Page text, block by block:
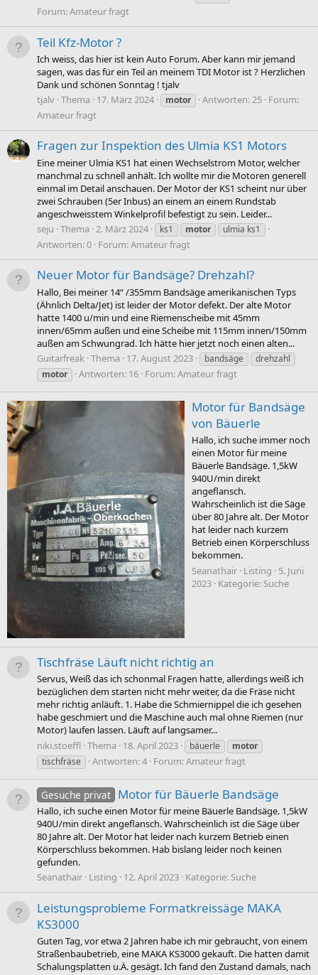
Forum:Amateur fragt
Teil Kfz-Motor ?
Ich weiss, das hier ist kein Auto Forum. Aber kann mir jemand
sagen, was das für ein Teil an meinem TDI Motor ist ? Herzlichen
Dank und schönen Sonntag ! tjalv
tjalv Thema 17. März 2024 motor Antworten: 25 Forum:
Amateur fragt
Fragen zur Inspektion des Ulmia KS1 Motors
Eine meiner Ulmia KS1 hat einen Wechselstrom Motor, welcher
manchmal zu schnell anhält. Ich wollte mir die Motoren generell
einmal im Detail anschauen. Der Motor der KS1 scheint nur über
zwei Schrauben (5er Inbus) an einem an einem Rundstab
angeschweisstem Winkelprofil befestigt zu sein. Leider...
seju Thema 2. März 2024 ks1 motor ulmia ks1
Antworten: 0 Forum:Amateur fragt
Neuer Motor für Bandsäge? Drehzahl?
Hallo, Bei meiner 14“ /355mm Bandsäge amerikanischen Typs
(Ähnlich Delta/Jet) ist leider der Motor defekt. Der alte Motor
hatte 1400 u/min und eine Riemenscheibe mit 45mm
innen/65mm außen und eine Scheibe mit 115mm innen/150mm
außen am Schwungrad. Ich hätte hier jetzt noch einen alten...
Guitarfreak Thema 17. August 2023 bandsäge
drehzahl
motor
Antworten: 16 Forum:Amateur fragt
Motor für Bandsäge
von Bäuerle
Hallo, ich suche immer noch
einen Motor für meine
Bäuerle Bandsäge. 1,5kW
940U/min direkt
angeflansch.
Wahrscheinlich ist die Säge
über 80 Jahre alt. Der Motor
hat leider nach kurzem
Betrieb einen Körperschluss
bekommen.
Seanathair Listing
5. Juni
2023 Kategorie: Suche
Tischfräse Läuft nicht richtig an
Servus, Weiß das ich schonmal Fragen hatte, allerdings weiß ich
bezüglichen dem starten nicht mehr weiter, da die Fräse nicht
mehr richtig anläuft. 1. Habe die Schmiernippel die ich gesehen
habe geschmiert und die Maschine auch mal ohne Riemen (nur
Motor) laufen lassen. Läuft auf langsamer...
niki.stoeffl Thema 18. April 2023 bäuerle
motor
tischfräse
Antworten: 4 Forum:Amateur fragt
Gesuche privat Motor für Bäuerle Bandsäge
Hallo, ich suche einen Motor für meine Bäuerle Bandsäge. 1,5kW
940U/min direkt angeflansch. Wahrscheinlich ist die Säge über
80 Jahre alt. Der Motor hat leider nach kurzem Betrieb einen
Körperschluss bekommen. Hab bislang leider noch keinen
gefunden.
Seanathair Listing 12. April 2023 Kategorie: Suche
Leistungsprobleme Formatkreissäge MAKA
KS3000
Guten Tag, vor etwa 2 Jahren habe ich mir gebraucht, von einem
Straßenbaubetrieb, eine MAKA KS3000 gekauft. Die hatten damit
Schalungsplatten u.Ä. gesägt. Ich fand den Zustand damals, nach